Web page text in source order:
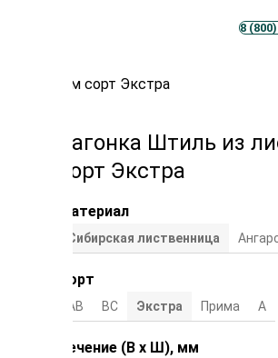
Телеграм
MAX8
мм сорт Экстра
Вагонка Штиль из
сорт Экстра
Материал
Сибирская лиственница
Сорт
АВ ВС Экстра Прима А
Сечение (В х Ш), мм